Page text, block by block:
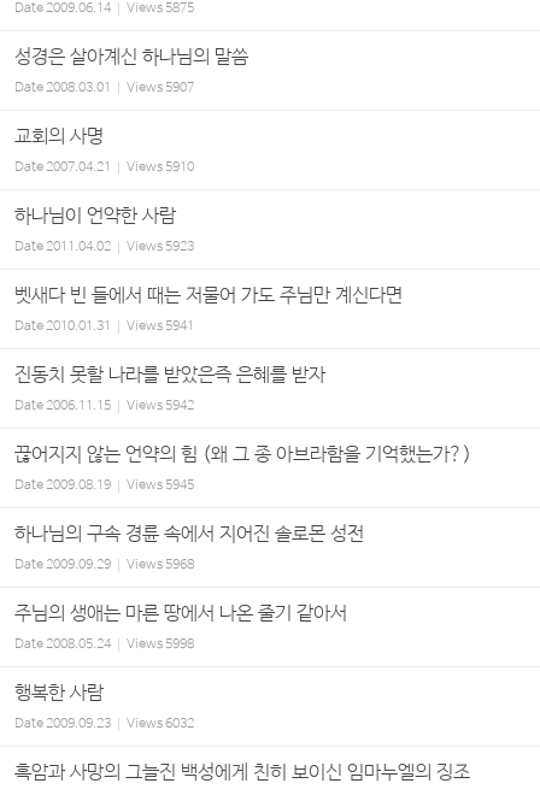
Date2009.06.14 Views 5875
성경은 살아계신 하나님의 말씀
Date2008.03.01 Views 5907
교회의 사명
Date2007.04.21 Views 5910
하나님이 언약한 사람
Date2011.04.02 Views 5923
벳새다 빈 들에서 때는 저물어 가도 주님만 계신다면
Date2010.01.31 Views 5941
진동치 못할 나라를 받았은즉 은혜를 받자
Date2006.11.15 Views 5942
끊어지지 않는 언약의 힘 (왜 그 종 아브라함을 기억했는가?)
Date2009.08.19 Views 5945
하나님의 구속 경륜 속에서 지어진 솔로몬 성전
Date2009.09.29 Views 5968
주님의 생애는 마른 땅에서 나온 줄기 같아서
Date2008.05.24 Views 5998
행복한 사람
Date2009.09.23 Views6032
흑암과 사망의 그늘진 백성에게 친히 보이신 임마누엘의 징조